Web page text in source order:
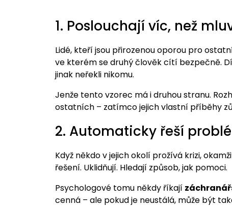
1. Poslouchají víc, než
Lidé, kteří jsou přirozenou oporou pro
ve kterém se druhý člověk cítí bezpečně.
jinak neřekli nikomu.
Jenže tento vzorec má i druhou stranu.
ostatních – zatímco jejich vlastní příběhy
2. Automaticky řeší
Když někdo v jejich okolí prožívá krizi,
řešení. Uklidňují. Hledají způsob, jak pomoci.
Psychologové tomu někdy říkají
cenná – ale pokud je neustálá, může být